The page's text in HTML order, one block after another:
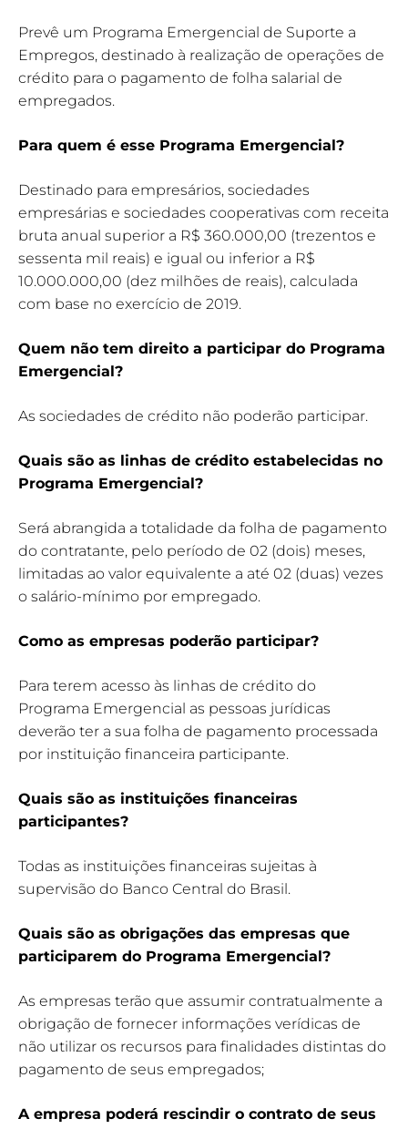
Prevê um Programa Emergencial de Suporte a
Empregos, destinado à realização de operações de
crédito para o pagamento de folha salarial de
empregados.
Para quem é esse Programa Emergencial?
Destinado para empresários, sociedades
empresárias e sociedades cooperativas com receita
bruta anual superior a R$ 360.000,00 (trezentos e
sessenta mil reais) e igual ou inferior a R$
10.000.000,00 (dez milhões de reais), calculada
com base no exercício de 2019.
Quem não tem direito a participar do Programa
Emergencial?
As sociedades de crédito não poderão participar.
Quais são as linhas de crédito estabelecidas no
Programa Emergencial?
Será abrangida a totalidade da folha de pagamento
do contratante, pelo período de 02 (dois) meses,
limitadas ao valor equivalente a até 02 (duas) vezes
o salário-mínimo por empregado.
Como as empresas poderão participar?
Para terem acesso às linhas de crédito do
Programa Emergencial as pessoas jurídicas
deverão ter a sua folha de pagamento processada
por instituição financeira participante.
Quais são as instituições financeiras
participantes?
Todas as instituições financeiras sujeitas à
supervisão do Banco Central do Brasil.
Quais são as obrigações das empresas que
participarem do Programa Emergencial?
As empresas terão que assumir contratualmente a
obrigação de fornecer informações verídicas de
não utilizar os recursos para finalidades distintas do
pagamento de seus empregados;
A empresa poderá rescindir o contrato de seus